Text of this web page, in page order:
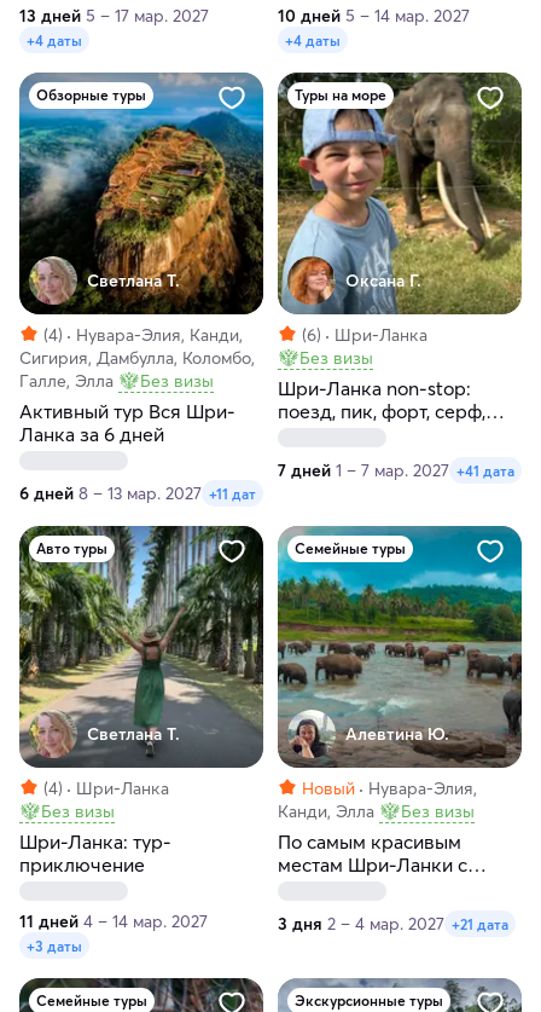
13 дней 5 – 17 мар. 2027
+4 даты
10 дней 5 – 14 мар. 2027
+4 даты
Обзорные туры
Светлана Т.
(4)
Нувара-Элия, Канди,
Сигирия, Дамбулла, Коломбо,
Галле, Элла
Без визы
Активный тур Вся Шри-
Ланка за 6 дней
6 дней 8 – 13 мар. 2027 +11 дат
Туры на море
Оксана Г.
(6)
Шри-Ланка
Без визы
Шри-Ланка non-stop:
поезд, пик, форт, серф,
7 дней 1 – 7 мар. 2027 +41 дата
Авто туры
Светлана Т.
(4)
Шри-Ланка
Без визы
Шри-Ланка: тур-
приключение
11 дней 4 – 14 мар. 2027
+3 даты
Семейные туры
Алевтина Ю.
Новый
Нувара-Элия,
Канди, Элла
Без визы
По самым красивым
местам Шри-Ланки с
3 дня 2 – 4 мар. 2027 +21 дата
Семейные туры Экскурсионные туры